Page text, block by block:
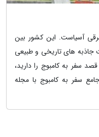
آسیاست. این کشور بین
جاذبه های تاریخی و طبیعی
سفر به کامبوج را دارید،
سفر به کامبوج با مجله